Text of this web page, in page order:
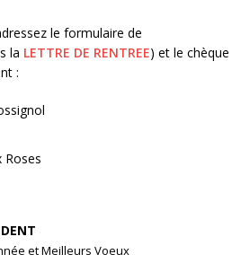
le formulaire de
la LETTRE DE RENTREE) et le chèque
:
Roses
et Meilleurs Voeux